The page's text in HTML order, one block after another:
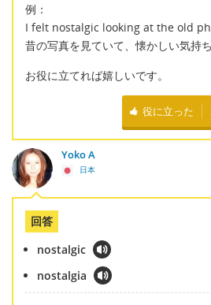
例：
I felt nostalgic looking at the old
昔の写真を見ていて、懐かしい気持
お役に立てれば嬉しいです。
役に立った
Yoko A
日本
回答
nostalgic
nostalgia